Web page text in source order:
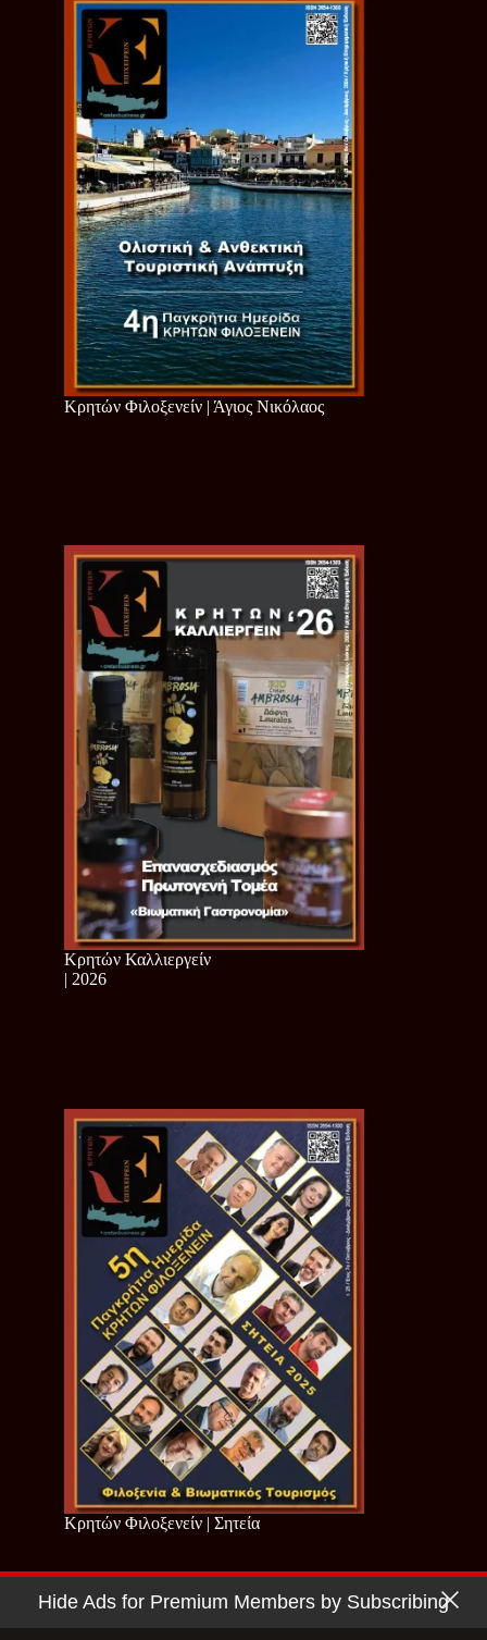
Κρητών Φιλοξενείν | Άγιος Νικόλαος
Κρητών Καλλιεργείν
| 2026
Κρητών Φιλοξενείν | Σητεία
Copyright © 2026 - Cretan Business | Κρητών Επιχειρείν
Hide Ads for Premium Members by Subscribing